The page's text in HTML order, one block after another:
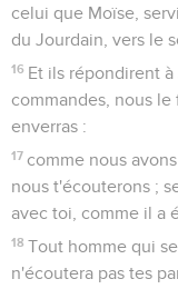
celui que Moïse,
du Jourdain, vers le
16 Et ils répondirent
commandes, nous
enverras :
17 comme nous
nous t'écouterons ;
avec toi, comme il a
18 Tout homme qui
n'écoutera pas tes